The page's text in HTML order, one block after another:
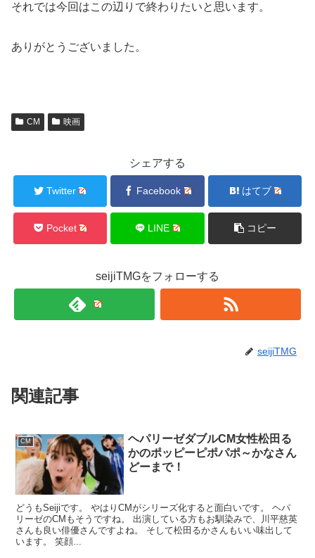
それでは今回はこの辺りで終わりたいと思います。
ありがとうございました。
CM 映画
シェアする
Twitter Facebook はてブ
Pocket LINE コピー
seijiTMGをフォローする
seijiTMG
関連記事
CM
ヘパリーゼダブルCM女性松田る
かのポッピーピポパポ～かなさん
どーまで！
どうもSeijiです。 やはりCMがシリーズ化すると面白いです。 ヘパ
リーゼのCMもそうですね。 出演している方もお馴染みで、川平慈英
さんも良い俳優さんですよね。 そして松田るかさんもいい味出して
います。 笑顔...